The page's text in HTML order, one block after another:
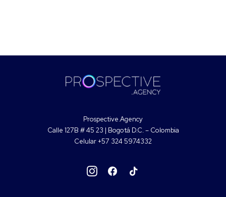
Prospective.Agency
Calle 127B # 45 23 | Bogotá D.C. – Colombia
Celular +57 324 5974332